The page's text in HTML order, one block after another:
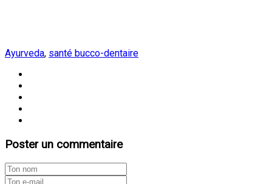
Ayurveda, santé bucco-dentaire
Poster un commentaire